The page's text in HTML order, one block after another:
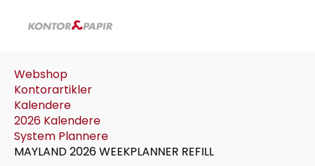
Webshop
Kontorartikler
Kalendere
2026 Kalendere
System Plannere
MAYLAND 2026 WEEKPLANNER REFILL